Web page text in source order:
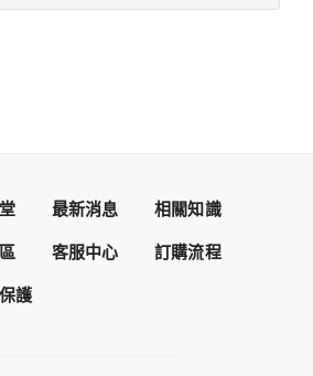
最新消息
相關知識
客服中心
訂購流程
護